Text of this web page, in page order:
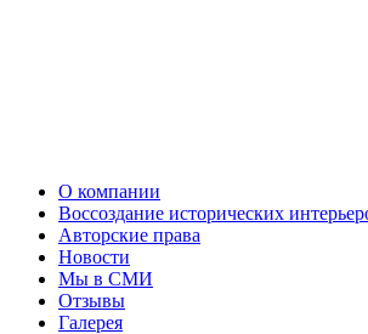
О компании
Воссоздание исторических
Авторские права
Новости
Мы в СМИ
Отзывы
Галерея